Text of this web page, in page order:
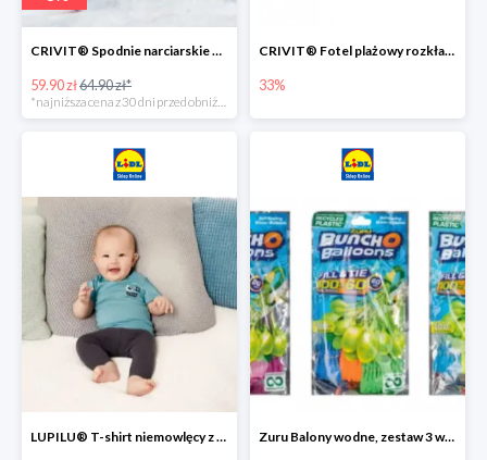
CRIVIT® Spodnie narciarskie dziewczęce
59.90 zł64.90 zł*
*najniższa cena z 30 dni przed obniżką
CRIVIT® Fotel plażowy rozkładany / Brodzik dziecięcy
33%
LUPILU® T-shirt niemowlęcy z biobawełny -39% Zuru Balony wodne, zestaw 3 wiązek -28%